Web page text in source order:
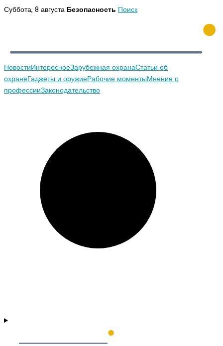
Перейти
Суббота, 8 августа Безопасность Поиск
НовостиИнтересноеЗарубежная охранаСтатьи об
охранеГаджеты и оружиеРабочие моментыМнение о
профессииЗаконодательство